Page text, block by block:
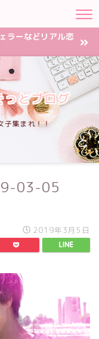
ラーなどリアル恋
っとブログ
子集まれ！！
03-05
2019年3月5日